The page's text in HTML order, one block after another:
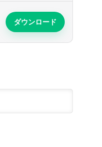
ダウンロード